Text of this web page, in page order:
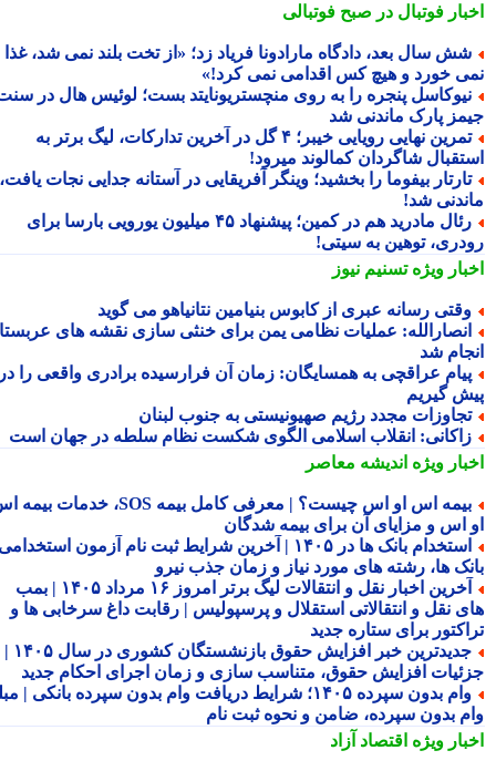
فوتبال در صبح فوتبالی
سال بعد، دادگاه مارادونا فریاد زد؛ «از تخت بلند نمی شد، غذا
خورد و هیچ کس اقدامی نمی کرد!»
پنجره را به روی منچستریونایتد بست؛ لوئیس هال در سنت
پارک ماندنی شد
تمرین نهایی رویایی خیبر؛ ۴ گل در آخرین تدارکات، لیگ برتر به
شاگردان کمالوند میرود!
بیفوما را بخشید؛ وینگر آفریقایی در آستانه جدایی نجات یافت،
شد!
رئال مادرید هم در کمین؛ پیشنهاد ۴۵ میلیون یورویی بارسا برای
توهین به سیتی!
ویژهتسنیم نیوز
رسانه عبری از کابوس بنیامین نتانیاهو می گوید
عملیات نظامی یمن برای خنثی سازی نقشه های عربستان
شد
عراقچی به همسایگان: زمان آن فرارسیده برادری واقعی را در
گیریم
مجدد رژیم صهیونیستی به جنوب لبنان
انقلاب اسلامی الگوی شکست نظام سلطه در جهان است
ویژهاندیشه معاصر
بیمه اس او اس چیست؟ | معرفی کامل بیمه SOS، خدمات بیمه اس
اس و مزایای آن برای بیمه شدگان
استخدام بانک ها در ۱۴۰۵ | آخرین شرایط ثبت نام آزمون استخدامی
ها، رشته های مورد نیاز و زمان جذب نیرو
آخرین اخبار نقل و انتقالات لیگ برتر امروز ۱۶ مرداد ۱۴۰۵ | بمب
نقل و انتقالاتی استقلال و پرسپولیس | رقابت داغ سرخابی ها و
برای ستاره جدید
جدیدترین خبر افزایش حقوق بازنشستگان کشوری در سال ۱۴۰۵ |
افزایش حقوق، متناسب سازی و زمان اجرای احکام جدید
وام بدون سپرده ۱۴۰۵؛ شرایط دریافت وام بدون سپرده بانکی | مبلغ
بدون سپرده، ضامن و نحوه ثبت نام
ویژهاقتصاد آزاد